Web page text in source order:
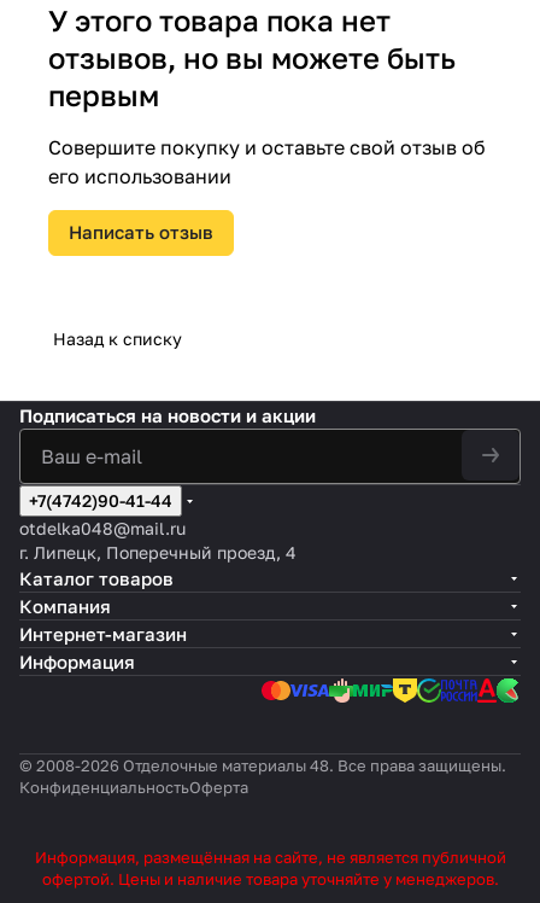
У этого товара пока нет
отзывов, но вы можете быть
первым
Совершите покупку и оставьте свой отзыв об
его использовании
Написать отзыв
Назад к списку
Подписаться на новости и акции
+7(4742)90-41-44
otdelka048@mail.ru
г. Липецк, Поперечный проезд, 4
Каталог товаров
Компания
Интернет-магазин
Информация
© 2008-2026 Отделочные материалы 48. Все права защищены.
КонфиденциальностьОферта
Информация, размещённая на сайте, не является публичной
офертой. Цены и наличие товара уточняйте у менеджеров.